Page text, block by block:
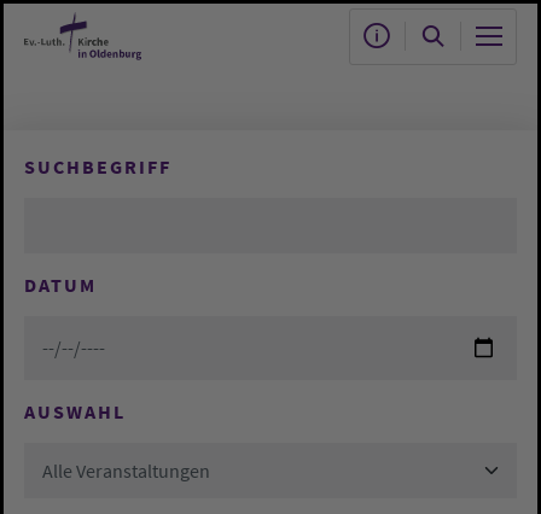
Zum Hauptinhalt springen
SUCHBEGRIFF
DATUM
AUSWAHL
Alle Veranstaltungen